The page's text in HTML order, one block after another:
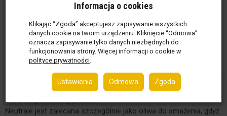
Minimalna wartość zamówienia: 100 zł
Płatność
Kliknij!
Dostawa
Kliknij!
Zwrot
Do 14 dni
Szczegóły Alergeny Wartości odżywcze
Oliwa z oliwek Neutrale to mieszanka oliwy rafinowanej i oliwy
extra vergine dobrej jakości.
Neutrale jest zalecana szczególnie jako oliwa do smażenia, gdyż
Informacja o cookies
Klikając “Zgoda” akceptujesz zapisywanie wszystkich
danych cookie na twoim urządzeniu. Kliknięcie “Odmowa”
oznacza zapisywanie tylko danych niezbędnych do
funkcjonowania strony. Więcej informacji o cookie w
polityce prywatności.
Ustawienia Odmowa Zgoda